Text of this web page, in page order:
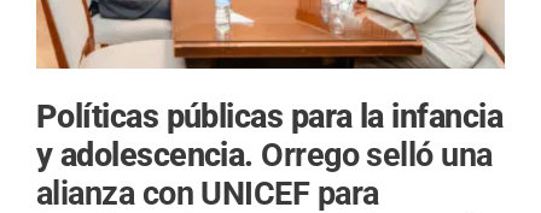
Políticas públicas para la infancia
y adolescencia. Orrego selló una
alianza con UNICEF para